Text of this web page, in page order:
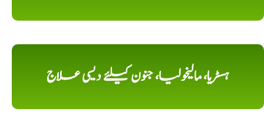
ہسٹریا، مالیخولیا، جنون کیلئے دیسی علاج